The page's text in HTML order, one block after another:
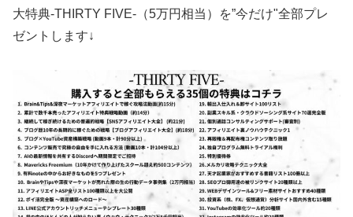
大特典-THIRTY FIVE-（5万円相当）を”今だけ"全部プレ
ゼントします↓